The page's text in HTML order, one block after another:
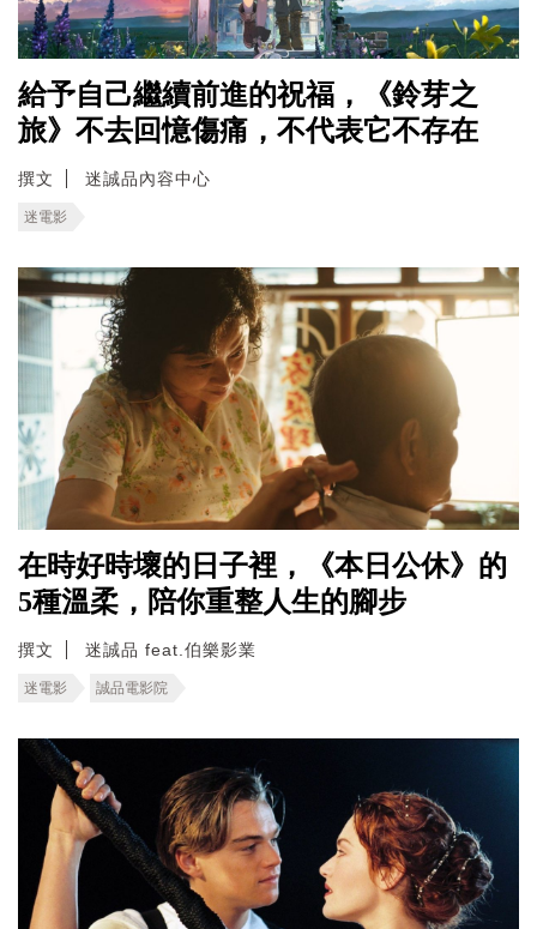
給予自己繼續前進的祝福，《鈴芽之
旅》不去回憶傷痛，不代表它不存在
撰文 迷誠品內容中心
迷電影
在時好時壞的日子裡，《本日公休》的
5種溫柔，陪你重整人生的腳步
撰文 迷誠品 feat.伯樂影業
迷電影 誠品電影院